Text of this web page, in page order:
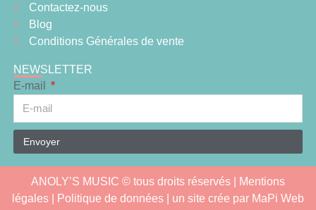
Contactez-nous
Blog
Conditions Générales de vente
NEWSLETTER
E-mail
Envoyer
ANOLY’S MUSIC © tous droits réservés |
Mentions
légales | Politique de données | un site crée par MaPi Web